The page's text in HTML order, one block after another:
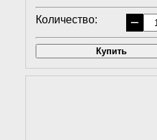
Количество: −
Купить